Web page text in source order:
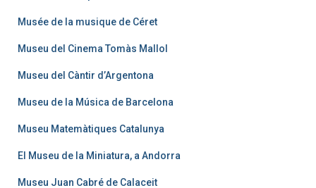
Musée de la musique de Céret
Museu del Cinema Tomàs Mallol
Museu del Càntir d’Argentona
Museu de la Música de Barcelona
Museu Matemàtiques Catalunya
El Museu de la Miniatura, a Andorra
Museu Juan Cabré de Calaceit